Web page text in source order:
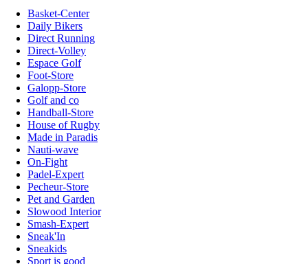
Basket-Center
Daily Bikers
Direct Running
Direct-Volley
Espace Golf
Foot-Store
Galopp-Store
Golf and co
Handball-Store
House of Rugby
Made in Paradis
Nauti-wave
On-Fight
Padel-Expert
Pecheur-Store
Pet and Garden
Slowood Interior
Smash-Expert
Sneak'In
Sneakids
Sport is good